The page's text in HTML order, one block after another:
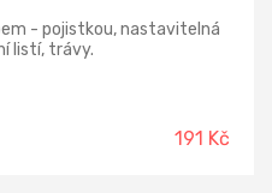
- pojistkou, nastavitelná
listí, trávy.
191 Kč